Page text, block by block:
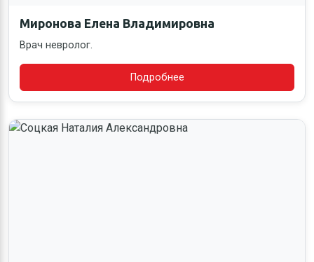
Миронова Елена Владимировна
Врач невролог.
Подробнее